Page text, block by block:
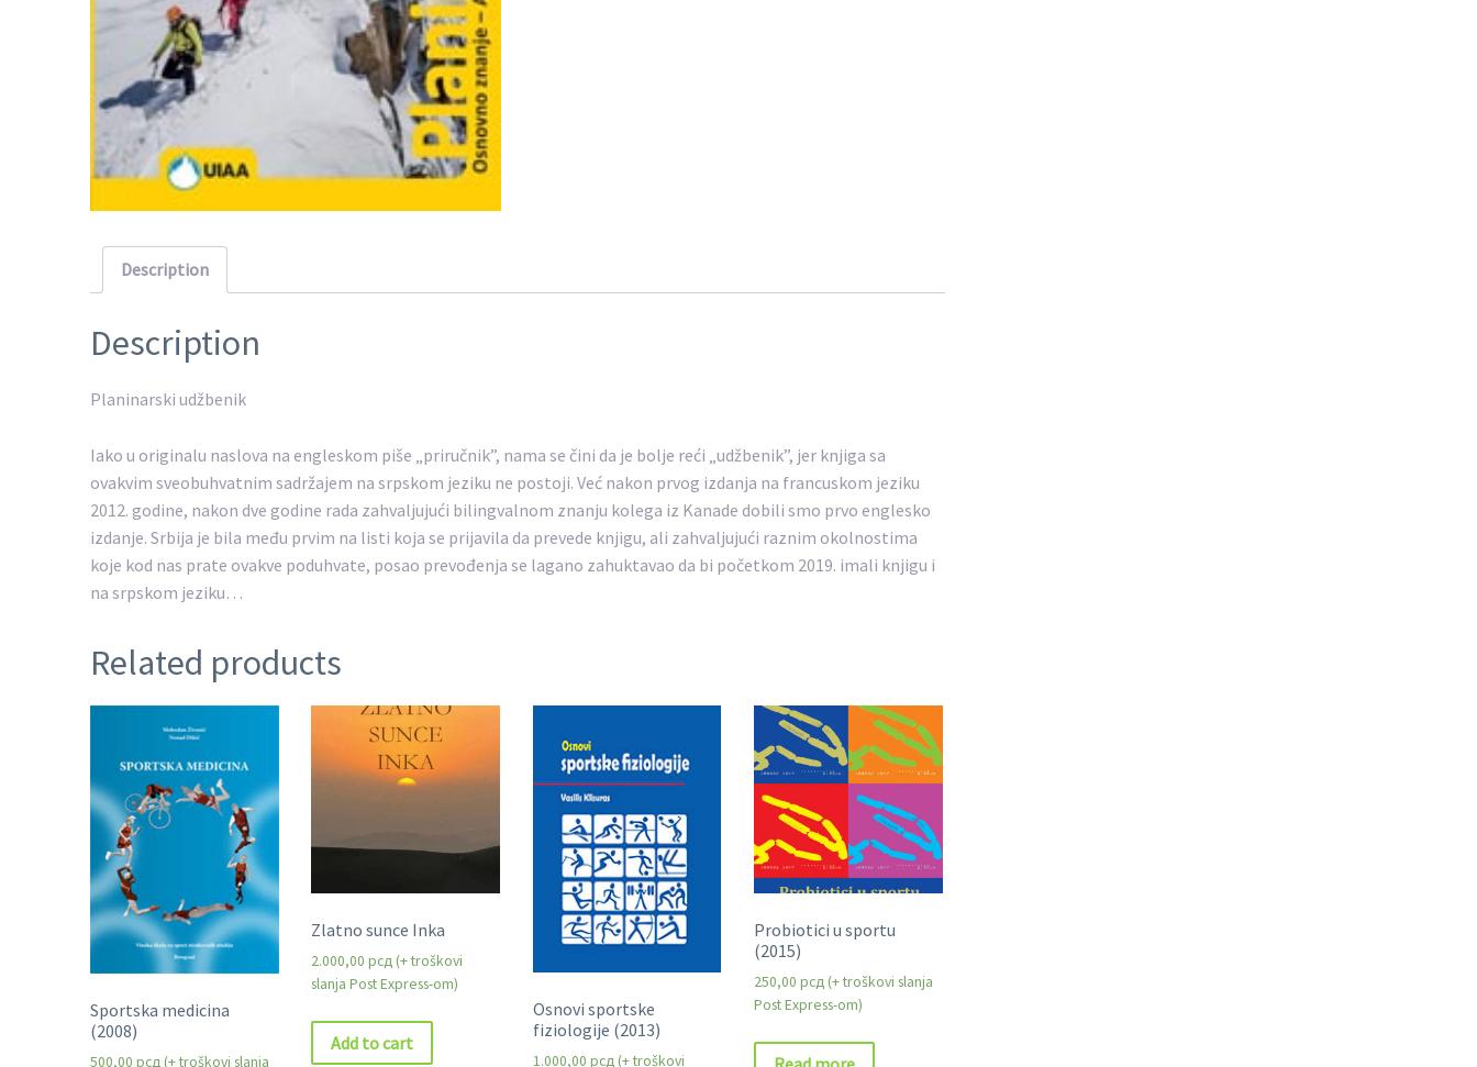
Description
Description
Planinarski udžbenik
Iako u originalu naslova na engleskom piše „priručnik”, nama se čini da je bolje reći „udžbenik”, jer knjiga sa
ovakvim sveobuhvatnim sadržajem na srpskom jeziku ne postoji. Već nakon prvog izdanja na francuskom jeziku
2012. godine, nakon dve godine rada zahvaljujući bilingvalnom znanju kolega iz Kanade dobili smo prvo englesko
izdanje. Srbija je bila među prvim na listi koja se prijavila da prevede knjigu, ali zahvaljujući raznim okolnostima
koje kod nas prate ovakve poduhvate, posao prevođenja se lagano zahuktavao da bi početkom 2019. imali knjigu i
na srpskom jeziku…
Related products
Sportska medicina
(2008)
500,00 рсд
Zlatno sunce Inka
2.000,00рсд
Add to cart
Osnovi sportske
fiziologije (2013)
1.000,00 рсд
Probiotici u sportu
(2015)
250,00 рсд